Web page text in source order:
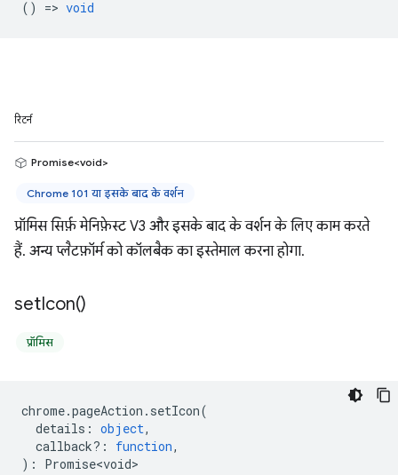
() => void
रिटर्न
Promise<void>
Chrome 101 या इसके बाद के वर्शन
प्रॉमिस सिर्फ़ मेनिफ़ेस्ट V3 और इसके बाद के वर्शन के लिए काम करते
हैं. अन्य प्लैटफ़ॉर्म को कॉलबैक का इस्तेमाल करना होगा.
setIcon()
प्रॉमिस
chrome.pageAction . setIcon(
details : object,
callback? : function,
) : Promise<void>